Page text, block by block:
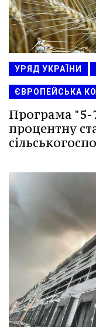
УРЯД УКРАЇНИ
ЄВРОПЕЙСЬКА
Програма
процентну